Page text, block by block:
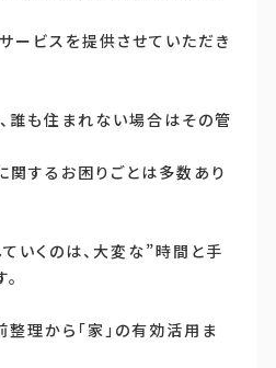
ービスを提供させていただき
誰も住まれない場合はその管
関するお困りごとは多数あり
いくのは、大変な”時間と手
整理から「家」の有効活用ま